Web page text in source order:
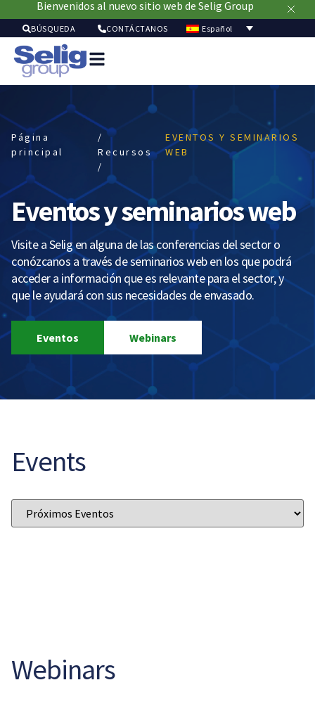
Bienvenidos al nuevo sitio web de Selig Group
BÚSQUEDA CONTÁCTANOS Español
Página
principal
/
Recursos
/
EVENTOS Y SEMINARIOS
WEB
Eventos y seminarios web
Visite a Selig en alguna de las conferencias del sector o
conózcanos a través de seminarios web en los que podrá
acceder a información que es relevante para el sector, y
que le ayudará con sus necesidades de envasado.
Eventos Webinars
Events
Webinars